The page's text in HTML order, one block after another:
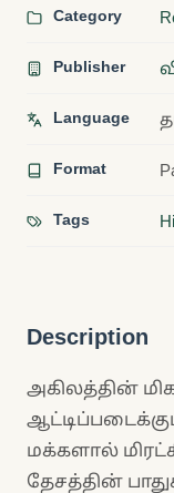
Category
Publisher
Language
Format
Tags
Description
அகிலத்தின்
மக்களால்
தேசத்தின்